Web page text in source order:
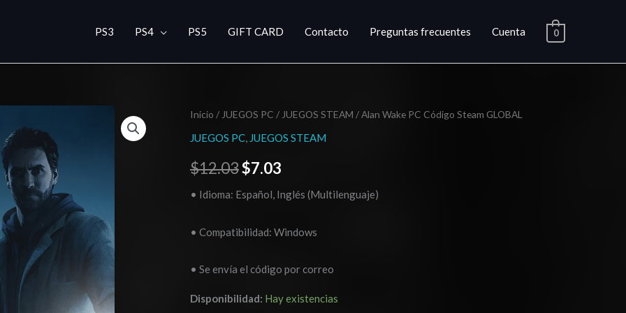
PS3 PS4 PS5 GIFT CARD Contacto Preguntas frecuentes Cuenta 0
Inicio / JUEGOS PC / JUEGOS STEAM / Alan Wake PC Código Steam GLOBAL
JUEGOS PC, JUEGOS STEAM
$12.03
El
precio
original
era:
$12.03.
$7.03
El
precio
es:
$7.03.
• Idioma: Español, Inglés (Multilenguaje)
• Compatibilidad: Windows
• Se envía el código por correo
Disponibilidad: Hay existencias
Alan
Wake
Código
Steam
cantidad